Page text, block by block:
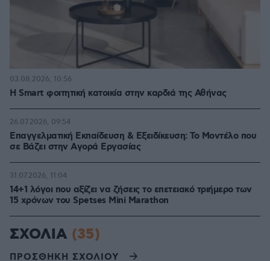
Η Smart φοιτητική κατοικία στην καρδιά της Αθήνας
03.08.2026, 10:56
Επαγγελματική Εκπαίδευση & Εξειδίκευση: Το Mοντέλο που
σε Bάζει στην Aγορά Eργασίας
26.07.2026, 09:54
14+1 λόγοι που αξίζει να ζήσεις το επετειακό τριήμερο των
15 χρόνων του Spetses Mini Marathon
31.07.2026, 11:04
ΣΧΟΛΙΑ (35)
ΠΡΟΣΘΗΚΗ ΣΧΟΛΙΟΥ